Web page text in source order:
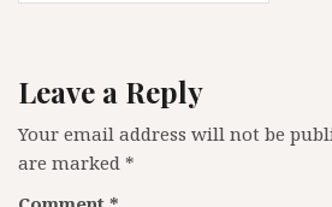
Leave a Reply
Your email address will not be
are marked *